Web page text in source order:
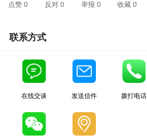
点赞0 反对 0 举报 0 收藏 0
联系方式
在线交谈 发送信件 拨打电话